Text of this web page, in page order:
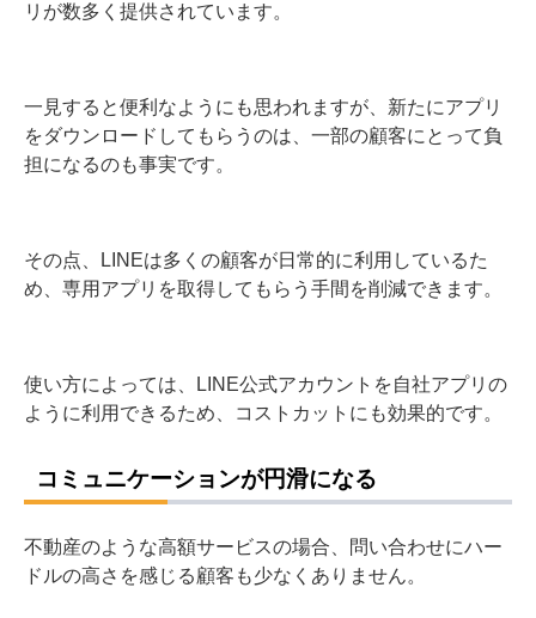
リが数多く提供されています。
一見すると便利なようにも思われますが、新たにアプリ
をダウンロードしてもらうのは、一部の顧客にとって負
担になるのも事実です。
その点、LINEは多くの顧客が日常的に利用しているた
め、専用アプリを取得してもらう手間を削減できます。
使い方によっては、LINE公式アカウントを自社アプリの
ように利用できるため、コストカットにも効果的です。
コミュニケーションが円滑になる
不動産のような高額サービスの場合、問い合わせにハー
ドルの高さを感じる顧客も少なくありません。